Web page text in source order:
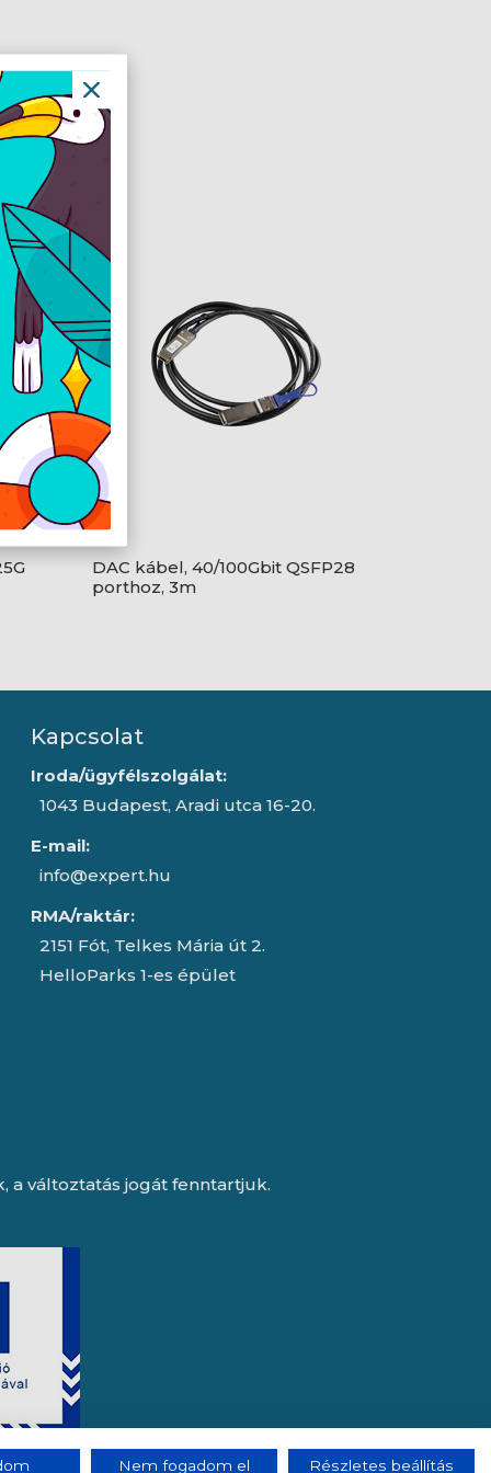
DAC kábel, 40/100Gbit QSFP28
porthoz, 3m
Kapcsolat
Iroda/ügyfélszolgálat:
1043 Budapest, Aradi utca 16-20.
E-mail:
info@expert.hu
RMA/raktár:
2151 Fót, Telkes Mária út 2.
HelloParks 1-es épület
változtatás jogát fenntartjuk.
Nem fogadom el Részletes beállítás